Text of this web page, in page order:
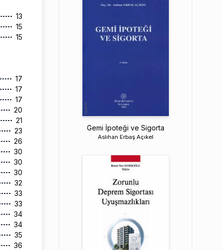
13
15
15
17
17
17
20
21
23
26
30
30
30
32
33
33
34
34
35
36
Gemi İpoteği ve Sigorta
Aslıhan Erbaş Açıkel